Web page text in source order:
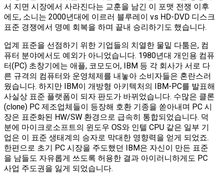
서 지면 시장에서 사라진다는 교훈을 남긴 이 포맷 전쟁 이후
에도, 소니는 2000년대에 이르러 블루레이 vs HD-DVD 디스크
표준 경쟁에서 명예 회복을 하며 끝내 승리하기도 했습니다.
업계 표준을 선점하기 위한 기업들의 치열한 물밑 다툼은, 컴
퓨터 분야에서도 예외가 아니었습니다. 1980년대 개인용 컴퓨
터(PC) 초창기에는 애플, 코모도어, IBM 등 각 회사가 서로 다
른 규격의 컴퓨터와 운영체제를 내놓아 소비자들은 혼란스러
웠습니다. 하지만 IBM이 개방형 아키텍처의 IBM-PC를 발표해
사실상 표준 플랫폼이 되자 판도가 바뀌었습니다. 수많은 클론
(clone) PC 제조업체들이 등장해 호환 기종을 쏟아내며 PC 시
장은 표준화된 HW/SW 환경으로 급속히 통합되었습니다. 덕
분에 마이크로소프트의 윈도우 OS와 인텔 CPU 같은 일부 기
업은 이 표준 생태계의 승자로 막대한 영향력을 얻게 되었죠.
한편으로 초기 PC 시장을 주도했던 IBM은 자신이 만든 표준
을 남들도 자유롭게 쓰도록 허용한 결과 아이러니하게도 PC
사업 주도권을 잃게 되었습니다.